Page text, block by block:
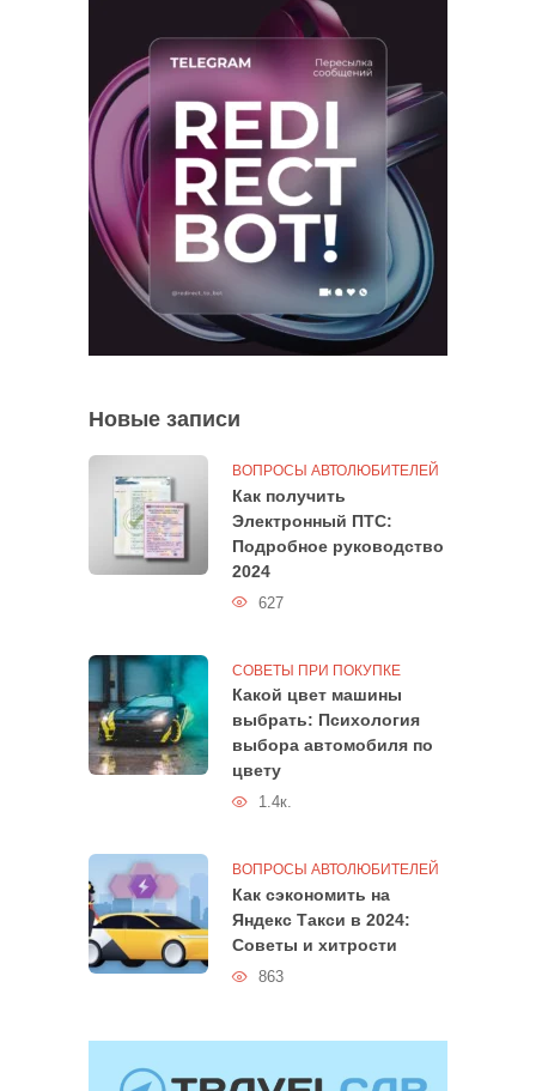
Новые записи
ВОПРОСЫ АВТОЛЮБИТЕЛЕЙ
Как получить
Электронный ПТС:
Подробное руководство
2024
627
СОВЕТЫ ПРИ ПОКУПКЕ
Какой цвет машины
выбрать: Психология
выбора автомобиля по
цвету
1.4к.
ВОПРОСЫ АВТОЛЮБИТЕЛЕЙ
Как сэкономить на
Яндекс Такси в 2024:
Советы и хитрости
863